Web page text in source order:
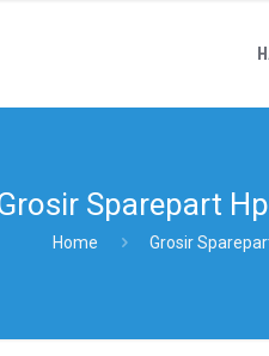
Sparepart
Home Grosir